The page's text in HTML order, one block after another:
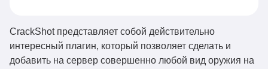
CrackShot представляет собой действительно
интересный плагин, который позволяет сделать и
добавить на сервер совершенно любой вид оружия на